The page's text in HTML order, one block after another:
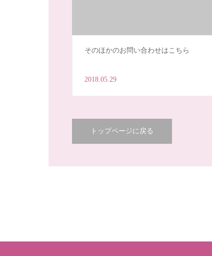
そのほかのお問い合わせはこちら
2018.05.29
トップページに戻る